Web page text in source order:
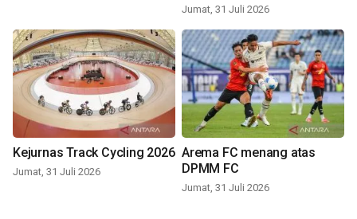
Jumat, 31 Juli 2026
Kejurnas Track Cycling 2026
Jumat, 31 Juli 2026
Arema FC menang atas
DPMM FC
Jumat, 31 Juli 2026